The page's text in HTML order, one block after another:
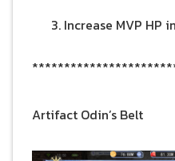
Increase MVP HP
Artifact Odin’s Belt